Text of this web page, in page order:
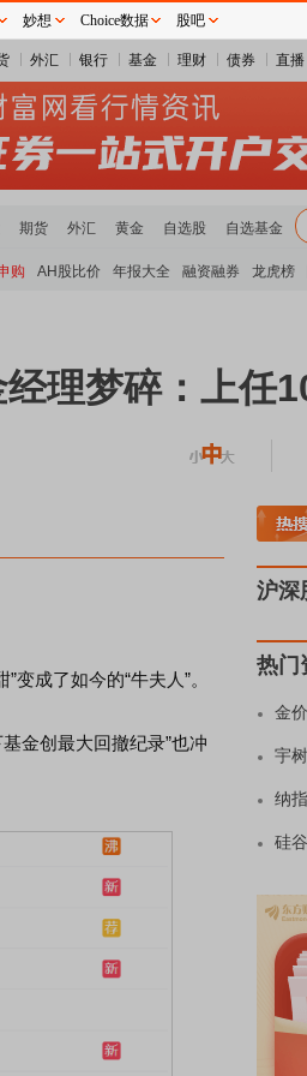
外汇 银行 基金 理财 债券 直播
期货 外汇 黄金 自选股 自选基金
购 AH股比价 年报大全 融资融券 龙虎榜
理梦碎：上任
变成了如今的“牛夫人”。
金创最大回撤纪录”也冲
重要机构持
沪深
热门
金
宇
纳
硅
妙想 Choice数据 股吧